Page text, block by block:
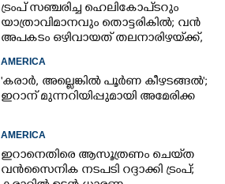
ട്രംപ് സഞ്ചരിച്ച ഹെലികോപ്‌ടറും
യാത്രാവിമാനവും തൊട്ടരികിൽ; വൻ
അപകടം ഒഴിവായത് തലനാരിഴയ്‌ക്ക്,
AMERICA
'കരാർ, അല്ലെങ്കിൽ പൂർണ കീഴടങ്ങൽ';
ഇറാന് മുന്നറിയിപ്പുമായി അമേരിക്ക
AMERICA
ഇറാനെതിരെ ആസൂത്രണം ചെയ്‌ത
വൻസൈനിക നടപടി റദ്ദാക്കി ട്രംപ്;